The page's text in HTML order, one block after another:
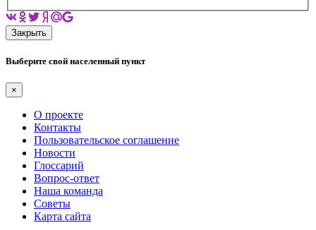
Закрыть
Выберите свой населенный пункт
×
О проекте
Контакты
Пользовательское соглашение
Новости
Глоссарий
Вопрос-ответ
Наша команда
Советы
Карта сайта